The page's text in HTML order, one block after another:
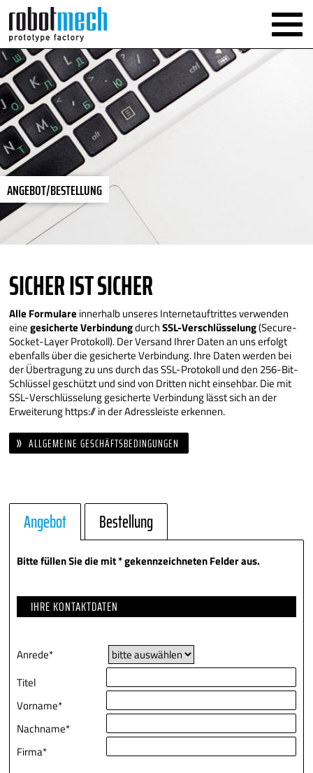
ANGEBOT/BESTELLUNG
SICHER IST SICHER
Alle Formulareinnerhalb unseres Internetauftrittes verwenden
einegesicherte VerbindungdurchSSL-Verschlüsselung(Secure-
Socket-Layer Protokoll). Der Versand Ihrer Daten an uns erfolgt
ebenfalls über die gesicherte Verbindung. Ihre Daten werden bei
der Übertragung zu uns durch das SSL-Protokoll und den 256-Bit-
Schlüssel geschützt und sind von Dritten nicht einsehbar. Die mit
SSL-Verschlüsselung gesicherte Verbindung lässt sich an der
Erweiterung https:// in der Adressleiste erkennen.
ALLGEMEINE GESCHÄFTSBEDINGUNGEN
Angebot Bestellung
Bitte füllen Sie die mit * gekennzeichneten Felder aus.
IHRE KONTAKTDATEN
Anrede*
Titel
Vorname*
Nachname*
Firma*